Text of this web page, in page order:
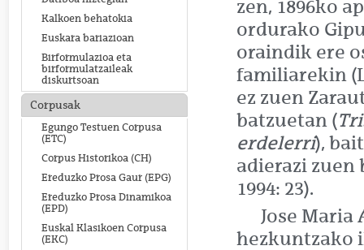
Kalkoen behatokia
Euskara bariazioan
Birformulazioa eta
birformulatzaileak
diskurtsoan
Corpusak
Egungo Testuen Corpusa
(ETC)
Corpus Historikoa (CH)
Ereduzko Prosa Gaur (EPG)
Ereduzko Prosa Dinamikoa
(EPD)
Euskal Klasikoen Corpusa
(EKC)
zen, 1896ko
ordurako
oraindik ere
familiarekin
ez zuen
batzuetan (
erdelerri),
adierazi zuen
1994: 23).
Jose
hezkuntzako